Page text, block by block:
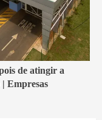
de atingir a
Empresas